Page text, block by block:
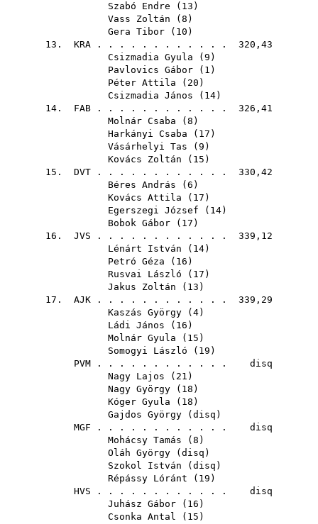
Szabó Endre ( 13 )
Vass Zoltán ( 8 )
Gera Tibor ( 10 )
13. KRA . . . . . . . . . . . . 320,43
Csizmadia Gyula ( 9 )
Pavlovics Gábor ( 1 )
Péter Attila ( 20 )
Csizmadia János ( 14)
14. FAB . . . . . . . . . . . . 326,41
Molnár Csaba ( 8 )
Harkányi Csaba ( 17 )
Vásárhelyi Tas ( 9 )
Kovács Zoltán ( 15 )
15. DVT . . . . . . . . . . . . 330,42
Béres András ( 6 )
Kovács Attila ( 17 )
Egerszegi József ( 14)
Bobok Gábor ( 17 )
16. JVS . . . . . . . . . . . . 339,12
Lénárt István ( 14)
Petró Géza ( 16 )
Rusvai László ( 17 )
Jakus Zoltán ( 13 )
17. AJK . . . . . . . . . . . . 339,29
Kaszás György ( 4)
Ládi János ( 16 )
Molnár Gyula ( 15 )
Somogyi László ( 19 )
PVM . . . . . . . . . . . . disq
Nagy Lajos ( 21 )
Nagy György ( 18 )
Kóger Gyula ( 18 )
Gajdos György ( disq )
MGF . . . . . . . . . . . . disq
Mohácsy Tamás ( 8 )
Oláh György ( disq )
Szokol István ( disq )
Répássy Lóránt ( 19 )
HVS . . . . . . . . . . . . disq
Juhász Gábor ( 16 )
Csonka Antal ( 15 )